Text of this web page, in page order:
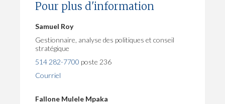
Pour plus d'information
Samuel Roy
Gestionnaire, analyse des politiques et conseil
stratégique
514 282-7700 poste 236
Courriel
Fallone Mulele Mpaka